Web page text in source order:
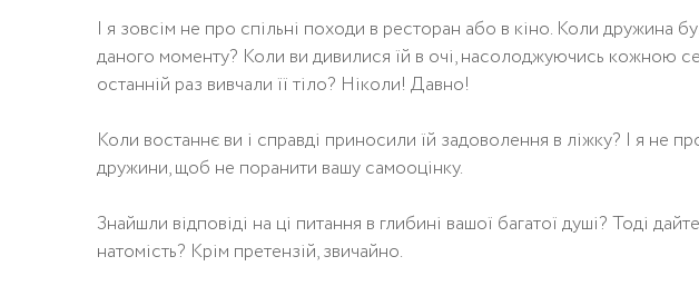
І я зовсім не про спільні походи в ресторан або в кіно. Коли дружина
даного моменту? Коли ви дивилися їй в очі, насолоджуючись кожною
останній раз вивчали її тіло? Ніколи! Давно!
Коли востаннє ви і справді приносили їй задоволення в ліжку? І я не
дружини, щоб не поранити вашу самооцінку.
Знайшли відповіді на ці питання в глибині вашої багатої душі? Тоді
натомість? Крім претензій, звичайно.